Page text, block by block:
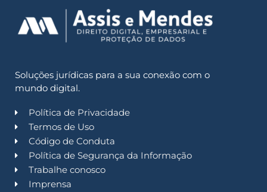
Soluções jurídicas para a sua conexão com o
mundo digital.
Política de Privacidade
Termos de Uso
Código de Conduta
Política de Segurança da Informação
Trabalhe conosco
Imprensa